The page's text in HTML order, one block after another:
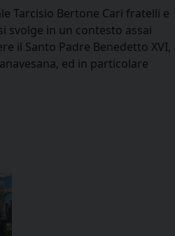
Tarcisio Bertone Cari fratelli e
svolge in un contesto assai
il Santo Padre Benedetto XVI,
ed in particolare